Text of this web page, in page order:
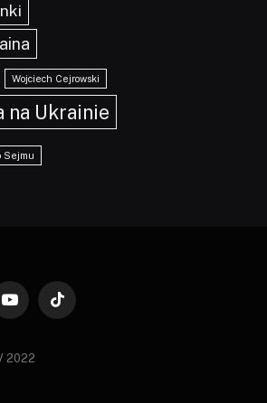
Wojciech Cejrowski
na Ukrainie
Sejmu
YouTubeTikTok
2022